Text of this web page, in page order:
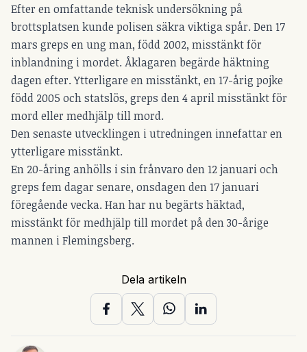
Efter en omfattande teknisk undersökning på
brottsplatsen kunde polisen säkra viktiga spår. Den 17
mars greps en ung man, född 2002, misstänkt för
inblandning i mordet. Åklagaren begärde häktning
dagen efter. Ytterligare en misstänkt, en 17-årig pojke
född 2005 och statslös, greps den 4 april misstänkt för
mord eller medhjälp till mord.
Den senaste utvecklingen i utredningen innefattar en
ytterligare misstänkt.
En 20-åring anhölls i sin frånvaro den 12 januari och
greps fem dagar senare, onsdagen den 17 januari
föregående vecka. Han har nu begärts häktad,
misstänkt för medhjälp till mordet på den 30-årige
mannen i Flemingsberg.
Dela artikeln